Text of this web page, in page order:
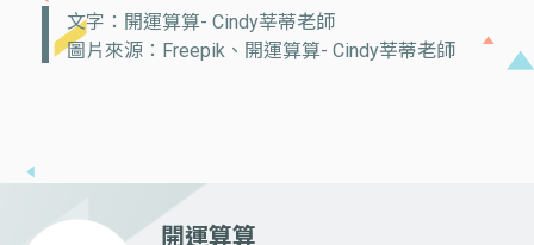
文字：開運算算- Cindy莘蒂老師
圖片來源：Freepik、開運算算- Cindy莘蒂老師
開運算算